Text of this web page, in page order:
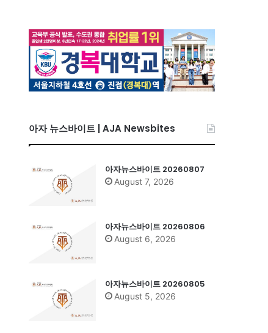
아자 뉴스바이트 | AJA Newsbites
아자뉴스바이트 20260807
August 7, 2026
아자뉴스바이트 20260806
August 6, 2026
아자뉴스바이트 20260805
August 5, 2026